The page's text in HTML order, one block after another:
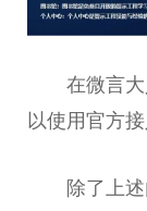
在微言
以使用官方
除了上